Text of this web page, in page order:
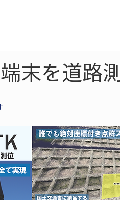
末を道路